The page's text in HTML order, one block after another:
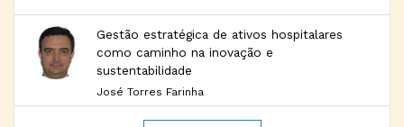
Gestão estratégica de ativos hospitalares
como caminho na inovação e
sustentabilidade
José Torres Farinha